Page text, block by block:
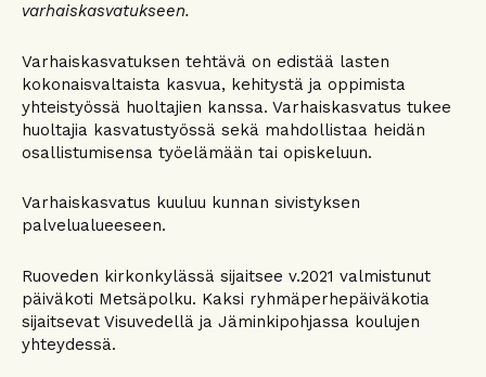
varhaiskasvatukseen.
Varhaiskasvatuksen tehtävä on edistää lasten
kokonaisvaltaista kasvua, kehitystä ja oppimista
yhteistyössä huoltajien kanssa. Varhaiskasvatus tukee
huoltajia kasvatustyössä sekä mahdollistaa heidän
osallistumisensa työelämään tai opiskeluun.
Varhaiskasvatus kuuluu kunnan sivistyksen
palvelualueeseen.
Ruoveden kirkonkylässä sijaitsee v.2021 valmistunut
päiväkoti Metsäpolku. Kaksi ryhmäperhepäiväkotia
sijaitsevat Visuvedellä ja Jäminkipohjassa koulujen
yhteydessä.